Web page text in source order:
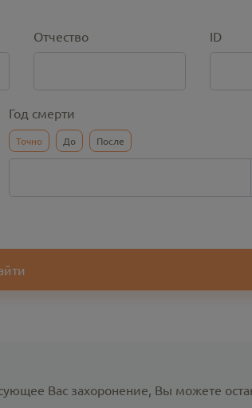
Отчество ID
Год смерти
Точно До После
Вас захоронение, Вы можете